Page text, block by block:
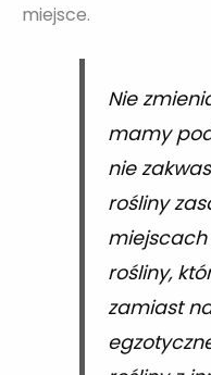
miejsce.
Nie
mamy
nie
rośliny
rośliny,
zamiast